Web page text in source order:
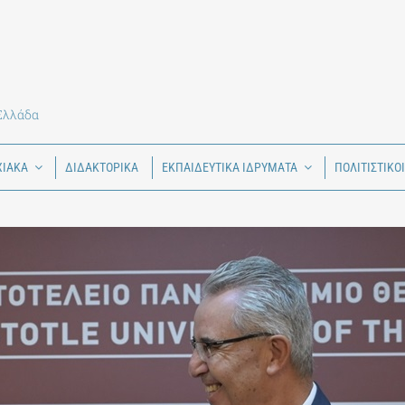
ΔΙΔΑΚΤΟΡΙΚΑ ΕΚΠΑΙΔΕΥΤΙΚΑ ΙΔΡΥΜΑΤΑ